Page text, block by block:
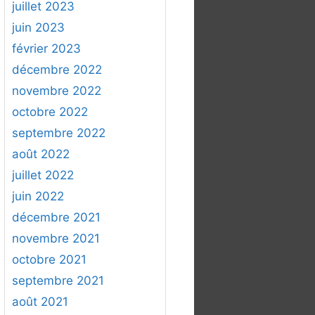
juillet 2023
juin 2023
février 2023
décembre 2022
novembre 2022
octobre 2022
septembre 2022
août 2022
juillet 2022
juin 2022
décembre 2021
novembre 2021
octobre 2021
septembre 2021
août 2021